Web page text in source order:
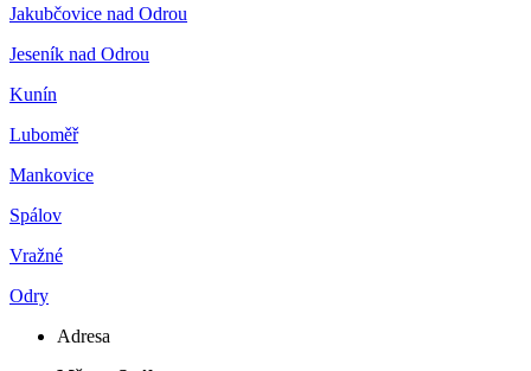
Jakubčovice nad Odrou
Jeseník nad Odrou
Kunín
Luboměř
Mankovice
Spálov
Vražné
Odry
Adresa